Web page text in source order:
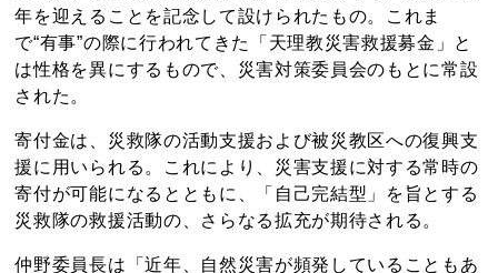
年を迎えることを記念して設けられたもの。これま
で“有事”の際に行われてきた「天理教災害救援募金」と
は性格を異にするもので、災害対策委員会のもとに常設
された。
寄付金は、災救隊の活動支援および被災教区への復興支
援に用いられる。これにより、災害支援に対する常時の
寄付が可能になるとともに、「自己完結型」を旨とする
災救隊の救援活動の、さらなる拡充が期待される。
仲野委員長は「近年、自然災害が頻発していることもあ